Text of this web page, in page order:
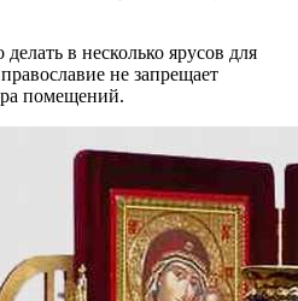
в несколько ярусов для
не запрещает
помещений.